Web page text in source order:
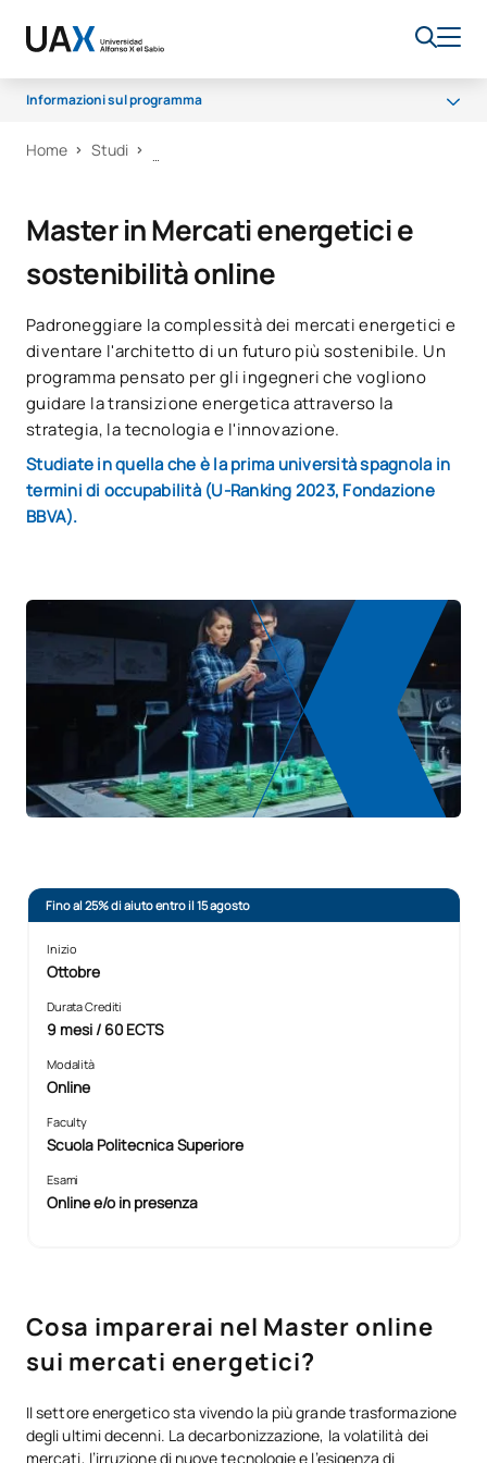
Informazioni sul programma
Cosa imparerai
Opportunità di carriera
Borse di studio e aiuti finanziari
Home Studi
Master in Mercati energetici e
sostenibilità online
Padroneggiare la complessità dei mercati energetici e
diventare l'architetto di un futuro più sostenibile. Un
programma pensato per gli ingegneri che vogliono
guidare la transizione energetica attraverso la
strategia, la tecnologia e l'innovazione.
Studiate in quella che è la prima università spagnola in
termini di occupabilità (U-Ranking 2023, Fondazione
BBVA).
Fino al 25% di aiuto entro il 15 agosto
Inizio
Ottobre
Durata Crediti
9 mesi / 60 ECTS
Modalità
Online
Faculty
Scuola Politecnica Superiore
Esami
Online e/o in presenza
Cosa imparerai nel Master online
sui mercati energetici?
Il settore energetico sta vivendo la più grande trasformazione
degli ultimi decenni. La decarbonizzazione, la volatilità dei
mercati, l’irruzione di nuove tecnologie e l’esigenza di